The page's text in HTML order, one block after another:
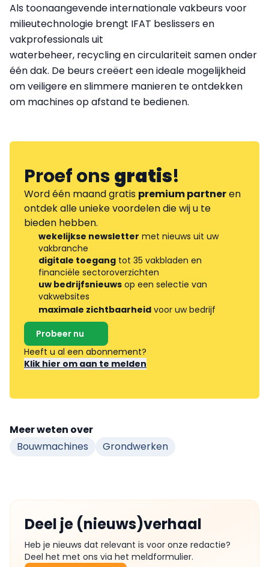
Als toonaangevende internationale vakbeurs voor
milieutechnologie brengt IFAT beslissers en
vakprofessionals uit
waterbeheer, recycling en circulariteit samen onder
één dak. De beurs creëert een ideale mogelijkheid
om veiligere en slimmere manieren te ontdekken
om machines op afstand te bedienen.
Proef onsgratis!
Word één maand gratis premium partneren
ontdek alle unieke voordelen die wij u te
bieden hebben.
wekelijkse newsletter met nieuws uit uw
vakbranche
digitale toegang tot 35 vakbladen en
financiële sectoroverzichten
uw bedrijfsnieuws op een selectie van
vakwebsites
maximale zichtbaarheid voor uw bedrijf
Probeer nu
Heeft u al een abonnement?
Klik hier om aan te melden
Meer weten over
Bouwmachines
Grondwerken
Deel je (nieuws)verhaal
Heb je nieuws dat relevant is voor onze redactie?
Deel het met ons via het meldformulier.